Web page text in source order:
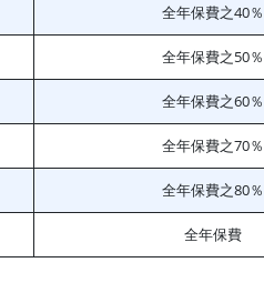
全年保費之40％
全年保費之50％
全年保費之60％
全年保費之70％
全年保費之80％
全年保費